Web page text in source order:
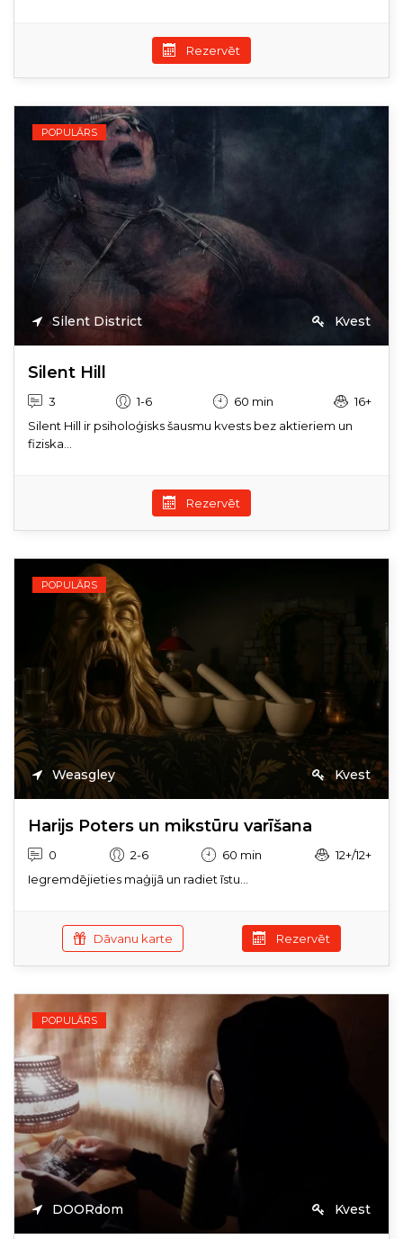
Rezervēt
POPULĀRS
Silent District Kvest
Silent Hill
3 1-6 60 min
16+
Silent Hill ir psiholoģisks šausmu kvests bez aktieriem un
fiziska...
Rezervēt
POPULĀRS
Weasgley Kvest
Harijs Poters un mikstūru varīšana
0 2-6 60 min
12+/12+
Iegremdējieties maģijā un radiet īstu...
Dāvanu karte Rezervēt
POPULĀRS
DOORdom Kvest